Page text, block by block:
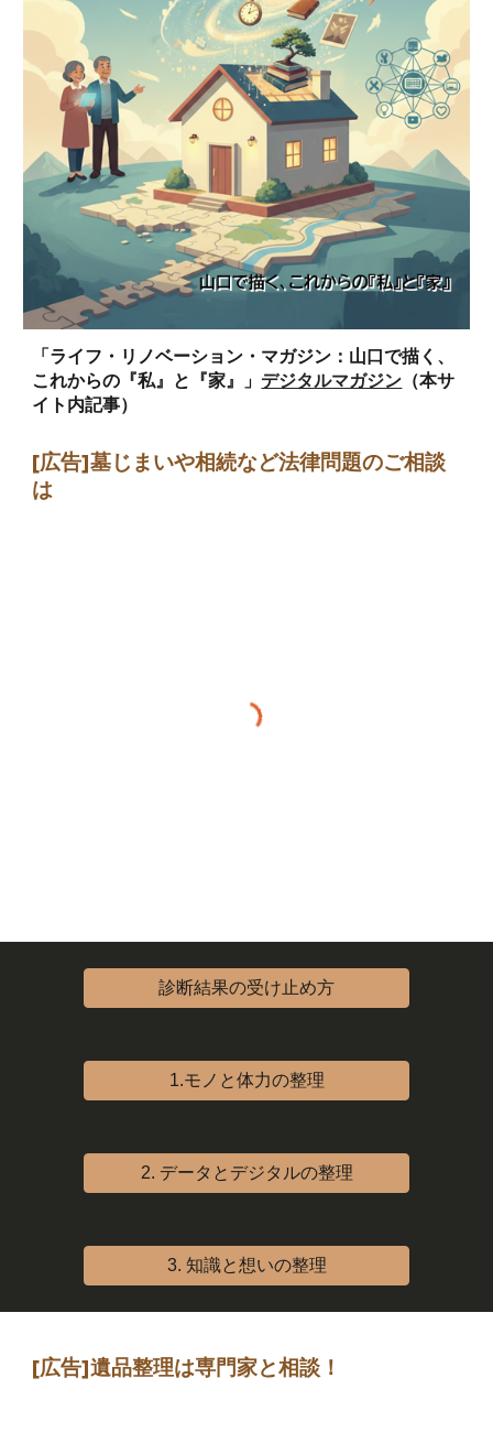
「ライフ・リノベーション・マガジン：山口で描く、
これからの『私』と『家』」 デジタルマガジン （本サ
イト内記事）
[広告]墓じまいや相続など法律問題のご相談
は
診断結果の受け止め方
1.モノと体力の整理
2. データとデジタルの整理
3. 知識と想いの整理
[広告]遺品整理は専門家と相談 ！